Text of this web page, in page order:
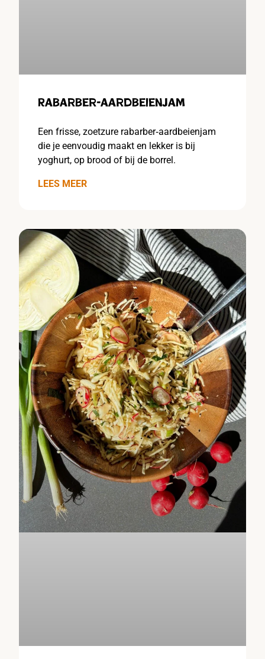
Rabarber-aardbeienjam
Een frisse, zoetzure rabarber‑aardbeienjam
die je eenvoudig maakt en lekker is bij
yoghurt, op brood of bij de borrel.
LEES MEER